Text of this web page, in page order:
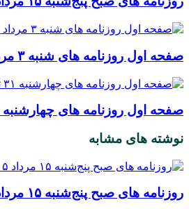
صفحه اول روزنامه‌ های شنبه ۳ مرداد ماه
صفحه اول روزنامه‌ های چهارشنبه ۳۱ تیر ماه
نوشته های مشابه
روزنامه‌ های صبح پنج‌شنبه ۱۵ مرداد ۱۴۰۵